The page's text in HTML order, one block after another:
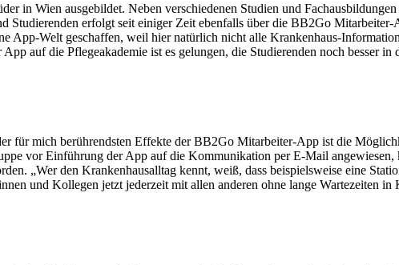
in Wien ausgebildet. Neben verschiedenen Studien und Fachausbildungen
erfolgt seit einiger Zeit ebenfalls über die BB2Go
App-Welt geschaffen, weil hier natürlich nicht alle Krankenhaus-
auf die Pflegeakademie ist es gelungen, die Studierenden noch besser
für mich berührendsten Effekte der BB2Go Mitarbeiter-App ist die
vor Einführung der App auf die Kommunikation per E-Mail angewiesen,
„Wer den Krankenhausalltag kennt, weiß, dass beispielsweise eine
und Kollegen jetzt jederzeit mit allen anderen ohne lange Wartezeiten in